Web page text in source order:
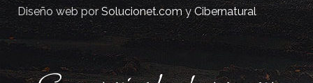
Diseño web porSolucionet.comyCibernatural